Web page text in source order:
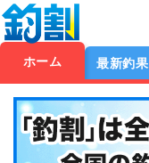
ホーム 最新釣果